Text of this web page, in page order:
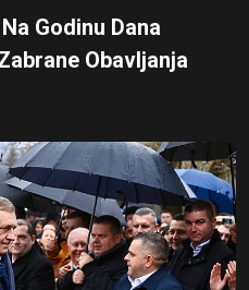
Godinu Dana
Obavljanja